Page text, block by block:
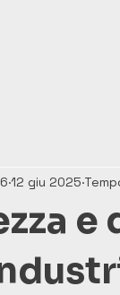
12 giu 2025